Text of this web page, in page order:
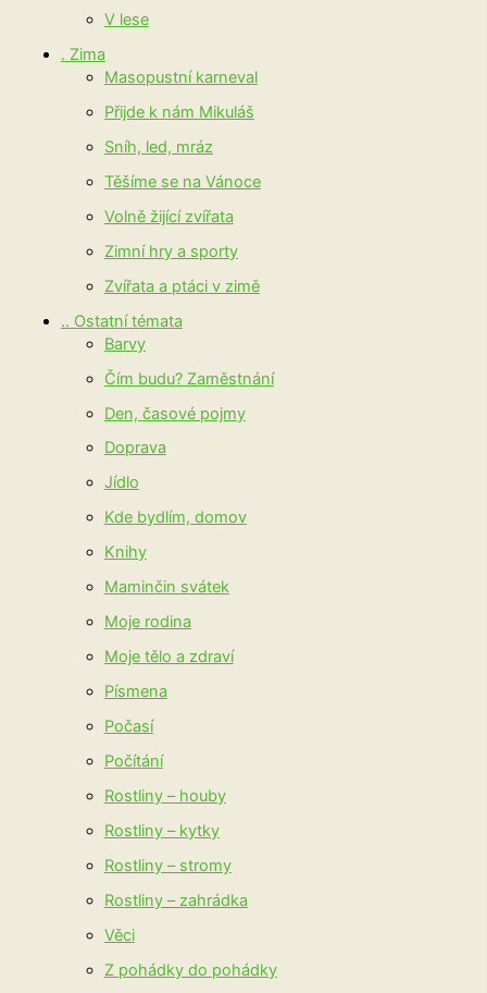
V lese
. Zima
Masopustní karneval
Přijde k nám Mikuláš
Sníh, led, mráz
Těšíme se na Vánoce
Volně žijící zvířata
Zimní hry a sporty
Zvířata a ptáci v zimě
.. Ostatní témata
Barvy
Čím budu? Zaměstnání
Den, časové pojmy
Doprava
Jídlo
Kde bydlím, domov
Knihy
Maminčin svátek
Moje rodina
Moje tělo a zdraví
Písmena
Počasí
Počítání
Rostliny – houby
Rostliny – kytky
Rostliny – stromy
Rostliny – zahrádka
Věci
Z pohádky do pohádky